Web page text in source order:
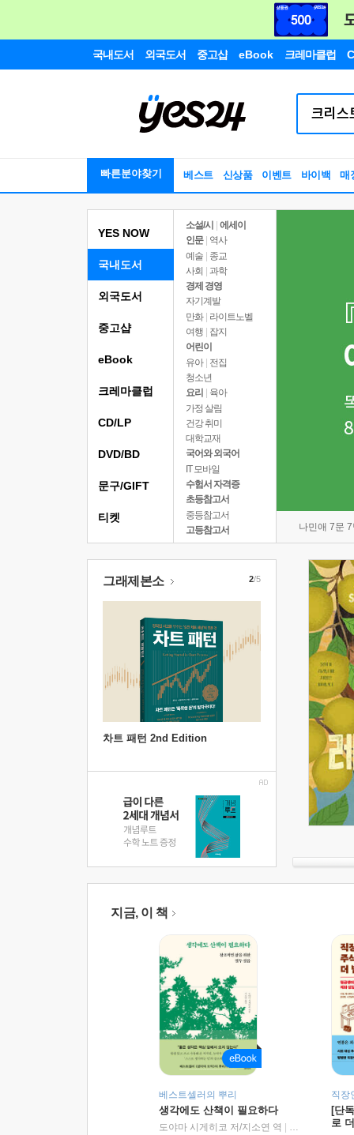
국내도서 외국도서 중고샵 eBook 크레마클럽
빠른분야찾기 베스트 신상품 이벤트 바이백 매
YES NOW
국내도서
소설/시
에세이
인문
역사
예술 | 종교
사회 | 과학
경제 경영
자기계발
만화 | 라이트노벨
여행
잡지
어린이
유아 | 전집
청소년
요리
육아
가정 살림
건강 취미
대학교재
국어와 외국어
IT 모바일
수험서 자격증
초등참고서
중등참고서
고등참고서
나민애 7문
외국도서
중고샵
eBook
크레마클럽
CD/LP
DVD/BD
문구/GIFT
티켓
그래제본소
차트 패턴 2nd Edition
2/5
지금, 이 책
베스트셀러의 뿌리
생각에도 산책이 필요하다
도야마 시게히코 저/지소연 역
알에이치코리
직장
[단
로